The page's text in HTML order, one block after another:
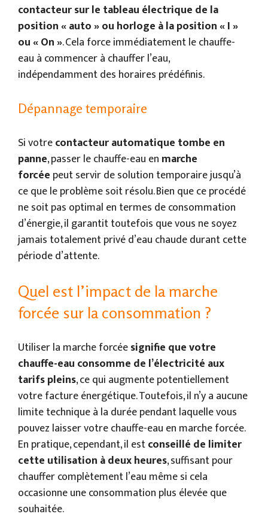
contacteur sur le tableau électrique de la
position « auto » ou horloge à la position « I »
ou « On ». Cela force immédiatement le chauffe-
eau à commencer à chauffer l’eau,
indépendamment des horaires prédéfinis.
Dépannage temporaire
Si votrecontacteur automatique tombe en
panne, passer le chauffe-eau en marche
forcée peut servir de solution temporaire jusqu’à
ce que le problème soit résolu. Bien que ce procédé
ne soit pas optimal en termes de consommation
d’énergie, il garantit toutefois que vous ne soyez
jamais totalement privé d’eau chaude durant cette
période d’attente.
Quel est l’impact de la marche
forcée sur la consommation ?
Utiliser la marche forcéesignifie que votre
chauffe-eau consomme de l’électricité aux
tarifs pleins, ce qui augmente potentiellement
votre facture énergétique. Toutefois, il n’y a aucune
limite technique à la durée pendant laquelle vous
pouvez laisser votre chauffe-eau en marche forcée.
En pratique, cependant, il estconseillé de limiter
cette utilisation à deux heures, suffisant pour
chauffer complètement l’eau même si cela
occasionne une consommation plus élevée que
souhaitée.